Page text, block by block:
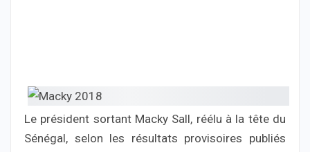
Le président sortant Macky Sall, réélu à la tête du
Sénégal, selon les résultats provisoires publiés